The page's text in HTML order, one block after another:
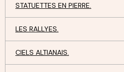
STATUETTES EN PIERRE.
LES RALLYES.
CIELS ALTIANAIS.